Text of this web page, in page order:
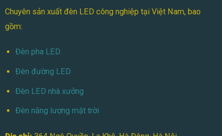
3. Đèn Năng Lượng Mặt Trời 300w Ốp
Trần Trong Nhà TDL-NLOT300W
Công suất
Ứng dụng: Phù hợp cho các không gian
rộng lớn hoặc chiếu sáng các khu vực
cần ánh sáng mạnh, như trong các
Chuyên sản xuất đèn LED công nghiệp tại Việt Nam, bao
gồm:
Đèn pha LED
Đèn đường LED
Đèn LED nhà xưởng
Đèn năng lượng mặt trời